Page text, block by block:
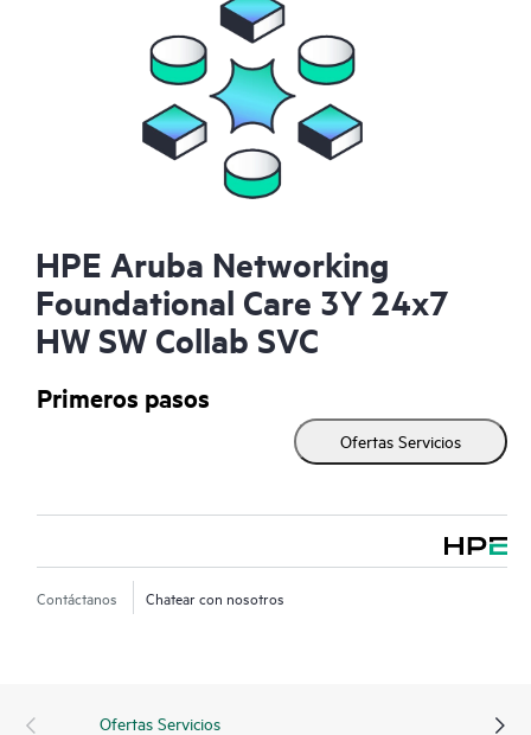
HPE Aruba Networking
Foundational Care 3Y 24x7
HW SW Collab SVC
Primeros pasos
Ofertas Servicios
Contáctanos Chatear con nosotros
Ofertas Servicios